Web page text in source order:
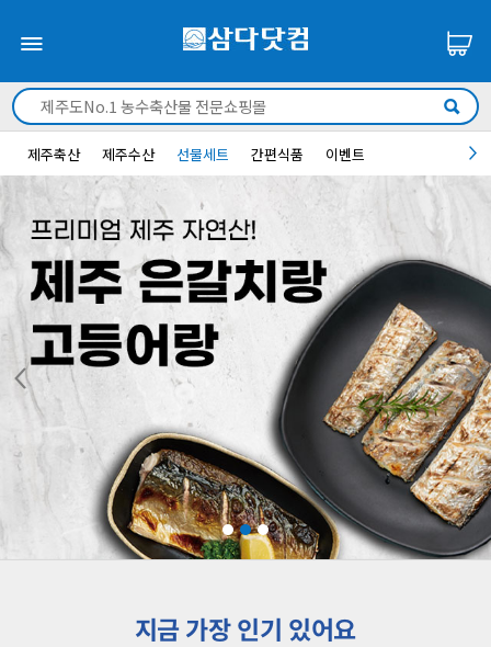
제주축산 제주수산 선물세트 간편식품 이벤트
지금 가장 인기 있어요